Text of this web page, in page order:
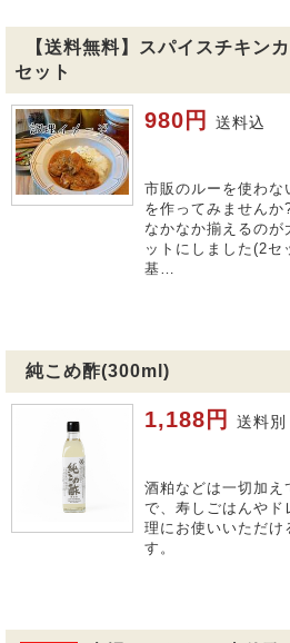
【送料無料】スパイスチキン
セット
980円 送料込
市販のルーを使わな
を作ってみませんか
なかなか揃えるのが
ットにしました(2セ
基…
純こめ酢(300ml)
1,188円 送料別
酒粕などは一切加え
で、寿しごはんやド
理にお使いいただ
す。